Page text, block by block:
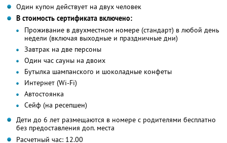
Один купон действует на двух человек
В стоимость сертификата включено:
Проживание в двухместном номере (стандарт) в любой день
недели (включая выходные и праздничные дни)
Завтрак на две персоны
Один час сауны на двоих
Бутылка шампанского и шоколадные конфеты
Интернет (Wi-Fi)
Автостоянка
Сейф (на ресепшен)
Дети до 6 лет размещаются в номере с родителями бесплатно
без предоставления доп. места
Расчетный час: 12.00